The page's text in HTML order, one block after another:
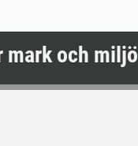
och miljö